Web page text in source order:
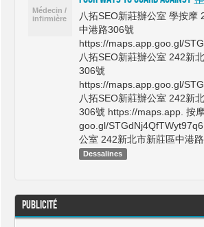
八拓SEO新莊辦公室 學按摩
中港路306號
https://maps.app.goo.gl/
八拓SEO新莊辦公室 242新
306號
https://maps.app.goo.gl/
八拓SEO新莊辦公室 242新
306號 https://maps.app. 按
goo.gl/
公室 242新北市新莊區中港
Dessalines
Publicité